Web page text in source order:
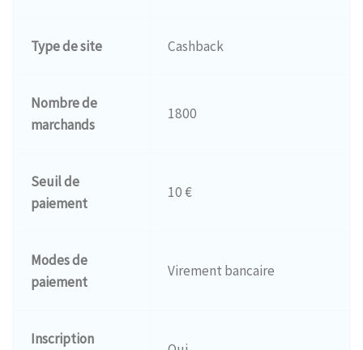
Type de site Cashback
Nombre de
marchands
1800
Seuil de
paiement
10 €
Modes de
paiement
Virement bancaire
Inscription